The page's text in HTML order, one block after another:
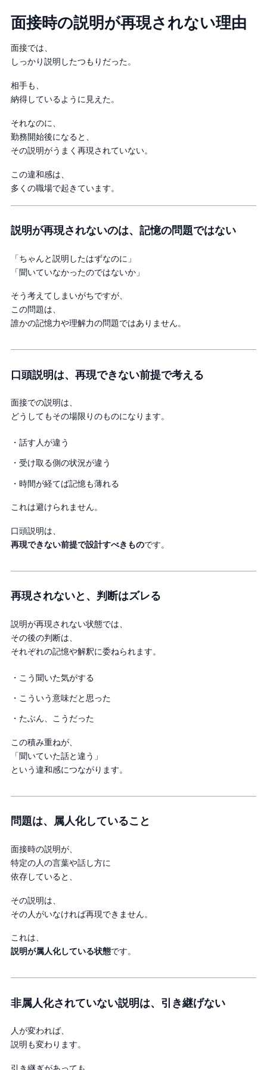
面接時の説明が再現されない理由
面接では、
しっかり説明したつもりだった。
相手も、
納得しているように見えた。
それなのに、
勤務開始後になると、
その説明がうまく再現されていない。
この違和感は、
多くの職場で起きています。
説明が再現されないのは、記憶の問題ではない
「ちゃんと説明したはずなのに」
「聞いていなかったのではないか」
そう考えてしまいがちですが、
この問題は、
誰かの記憶力や理解力の問題ではありません。
口頭説明は、再現できない前提で考える
面接での説明は、
どうしてもその場限りのものになります。
・話す人が違う
・受け取る側の状況が違う
・時間が経てば記憶も薄れる
これは避けられません。
口頭説明は、
再現できない前提で設計すべきものです。
再現されないと、判断はズレる
説明が再現されない状態では、
その後の判断は、
それぞれの記憶や解釈に委ねられます。
・こう聞いた気がする
・こういう意味だと思った
・たぶん、こうだった
この積み重ねが、
「聞いていた話と違う」
という違和感につながります。
問題は、属人化していること
面接時の説明が、
特定の人の言葉や話し方に
依存していると、
その説明は、
その人がいなければ再現できません。
これは、
説明が属人化している状態です。
非属人化されていない説明は、引き継げない
人が変われば、
説明も変わります。